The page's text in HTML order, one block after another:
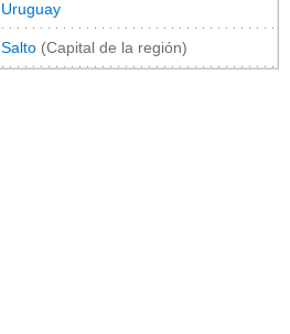
Uruguay
Salto (Capital de la región)